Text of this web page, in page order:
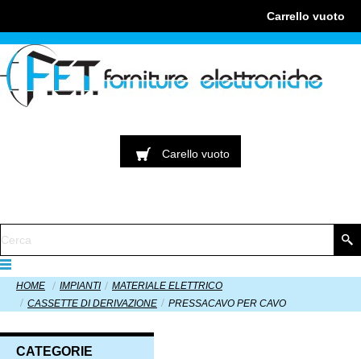
Carrello vuoto
Carello vuoto
HOME IMPIANTI
MATERIALE ELETTRICO
CASSETTE DI DERIVAZIONE
PRESSACAVO PER CAVO
CATEGORIE